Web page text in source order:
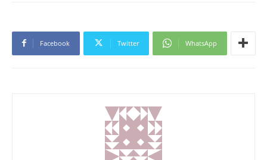
Facebook Twitter WhatsApp